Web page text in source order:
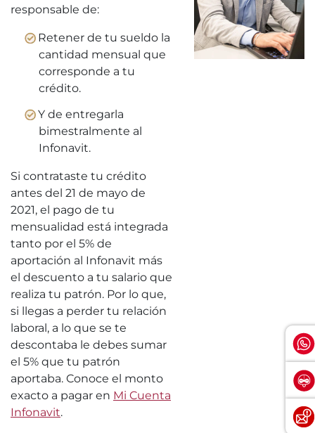
responsable de:
Retener de tu sueldo la
cantidad mensual que
corresponde a tu
crédito.
Y de entregarla
bimestralmente al
Infonavit.
Si contrataste tu crédito
antes del 21 de mayo de
2021, el pago de tu
mensualidad está integrada
tanto por el 5% de
aportación al Infonavit más
el descuento a tu salario que
realiza tu patrón. Por lo que,
si llegas a perder tu relación
laboral, a lo que se te
descontaba le debes sumar
el 5% que tu patrón
aportaba. Conoce el monto
exacto a pagar en Mi Cuenta
Infonavit.